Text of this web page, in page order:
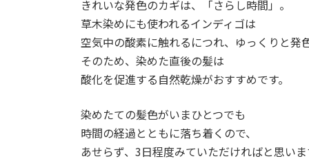
きれいな発色のカギは、「さらし時間」。
草木染めにも使われるインディゴは
空気中の酸素に触れるにつれ、ゆっくりと発
そのため、染めた直後の髪は
酸化を促進する自然乾燥がおすすめです。
染めたての髪色がいまひとつでも
時間の経過とともに落ち着くので、
あせらず、3日程度みていただければと思いま